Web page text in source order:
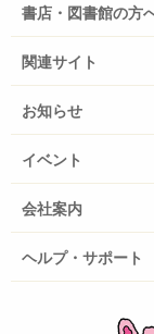
書店・図書館の方
関連サイト
お知らせ
イベント
会社案内
ヘルプ・サポート